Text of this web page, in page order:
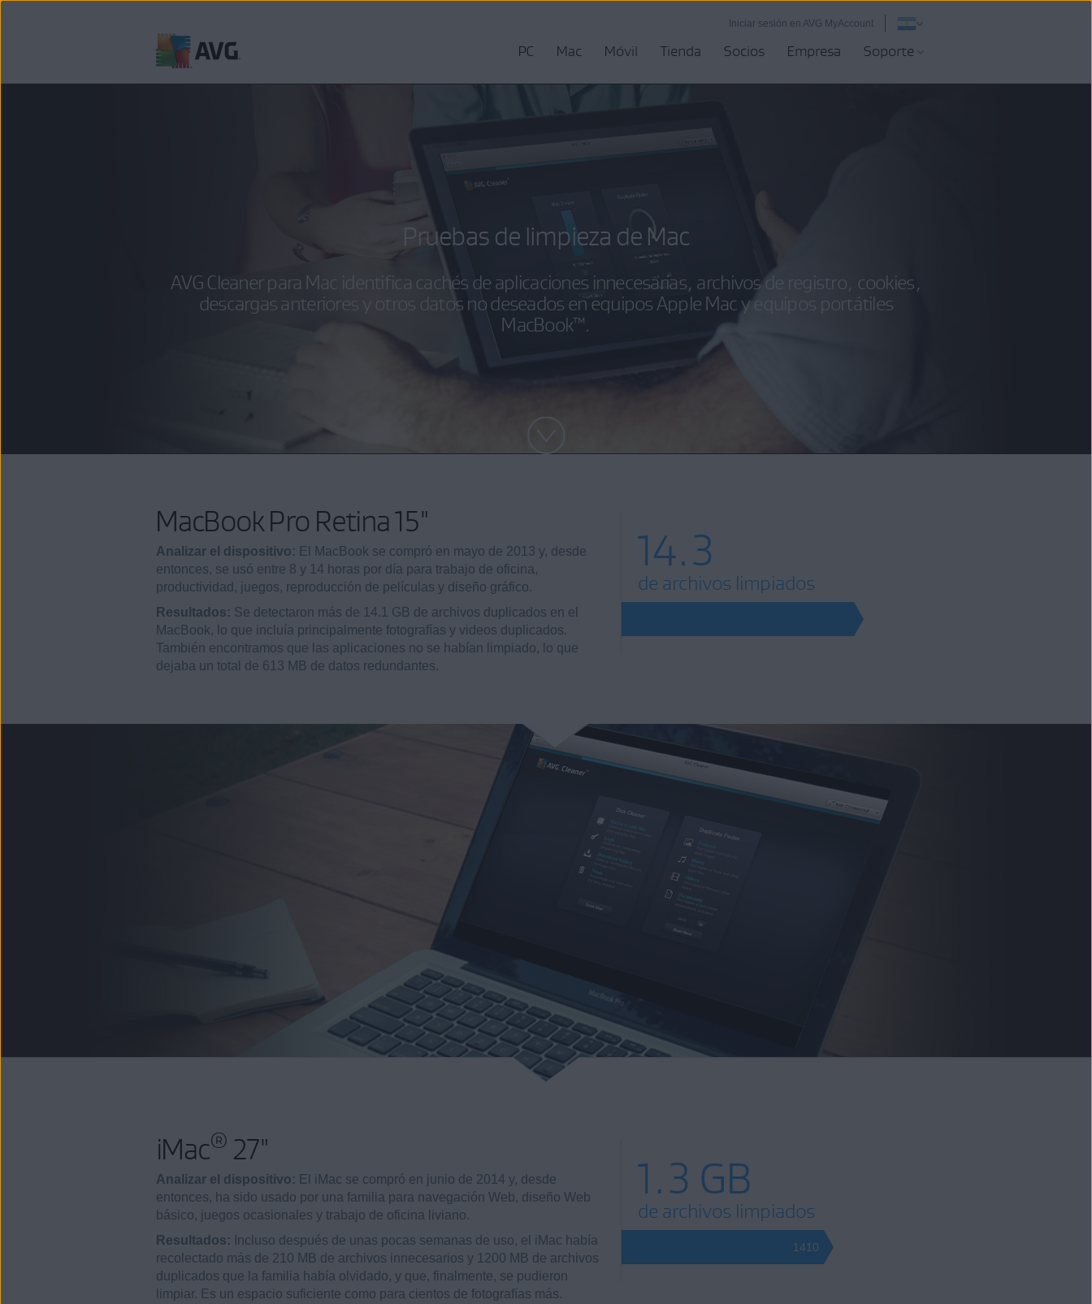
Iniciar sesión en AVG MyAccount
PC Mac Móvil Tienda Socios Empresa Soporte
Pruebas de limpieza de Mac
AVG Cleaner para Mac identifica cachés de aplicaciones innecesarias, archivos de registro, cookies,
descargas anteriores y otros datos no deseados en equipos Apple Mac y equipos portátiles
MacBook™.
MacBook Pro Retina 15"
Analizar el dispositivo: El MacBook se compró en mayo de 2013 y, desde
entonces, se usó entre 8 y 14 horas por día para trabajo de oficina,
productividad, juegos, reproducción de películas y diseño gráfico.
Resultados: Se detectaron más de 14.1 GB de archivos duplicados en el
MacBook, lo que incluía principalmente fotografías y videos duplicados.
También encontramos que las aplicaciones no se habían limpiado, lo que
dejaba un total de 613 MB de datos redundantes.
14.3
de archivos limpiados
iMac®27"
Analizar el dispositivo: El iMac se compró en junio de 2014 y, desde
entonces, ha sido usado por una familia para navegación Web, diseño Web
básico, juegos ocasionales y trabajo de oficina liviano.
Resultados: Incluso después de unas pocas semanas de uso, el iMac había
recolectado más de 210 MB de archivos innecesarios y 1200 MB de archivos
duplicados que la familia había olvidado, y que, finalmente, se pudieron
limpiar. Es un espacio suficiente como para cientos de fotografías más.
1.3 GB
de archivos limpiados
1410